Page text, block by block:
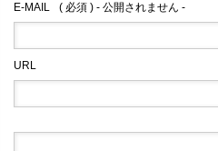
E-MAIL ( 必須 ) - 公開されません -
URL